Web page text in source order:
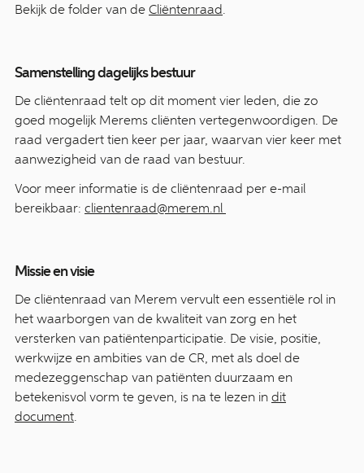
Bekijk de folder van de Cliëntenraad.
Samenstelling dagelijks bestuur
De cliëntenraad telt op dit moment vier leden, die zo
goed mogelijk Merems cliënten vertegenwoordigen. De
raad vergadert tien keer per jaar, waarvan vier keer met
aanwezigheid van de raad van bestuur.
Voor meer informatie is de cliëntenraad per e-mail
bereikbaar: clientenraad@merem.nl
Missie en visie
De cliëntenraad van Merem vervult een essentiële rol in
het waarborgen van de kwaliteit van zorg en het
versterken van patiëntenparticipatie. De visie, positie,
werkwijze en ambities van de CR, met als doel de
medezeggenschap van patiënten duurzaam en
betekenisvol vorm te geven, is na te lezen in dit
document.